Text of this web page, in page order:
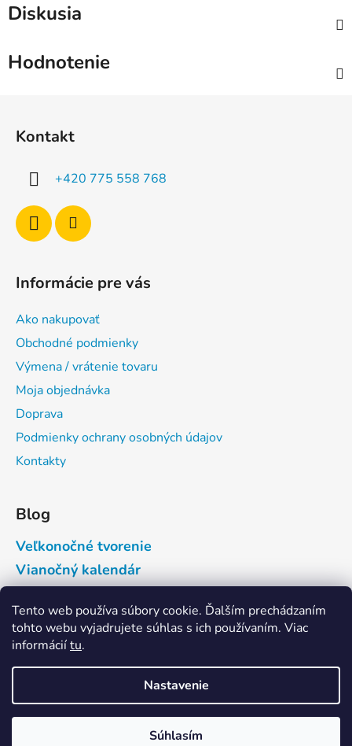
Tento web používa súbory cookie. Ďalším prechádzaním
tohto webu vyjadrujete súhlas s ich používaním. Viac
informáciítu.
Nastavenie
Súhlasím
Diskusia
Hodnotenie
Kontakt
+420 775 558 768
Informácie pre vás
Ako nakupovať
Obchodné podmienky
Výmena / vrátenie tovaru
Moja objednávka
Doprava
Podmienky ochrany osobných údajov
Kontakty
Blog
Veľkonočné tvorenie
Vianočný kalendár
Prijímame online platby
Vytvoril Shoptet